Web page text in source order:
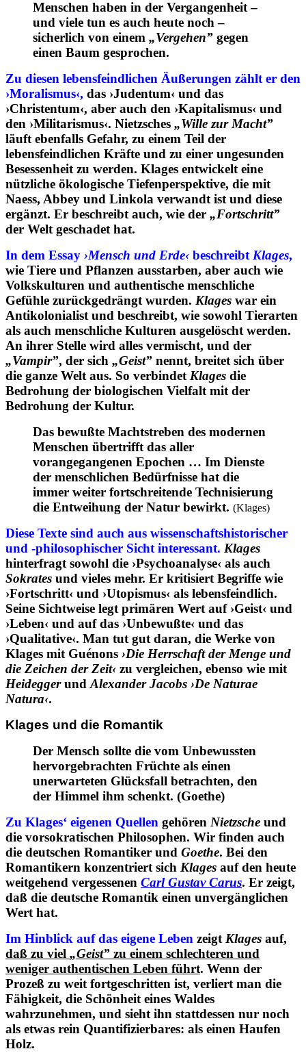
Menschen haben in der Vergangenheit –
und viele tun es auch heute noch –
sicherlich von einem „Vergehen” gegen
einen Baum gesprochen.
Zu diesen lebensfeindlichen Äußerungen zählt er den
›Moralismus‹, das ›Judentum‹ und das
›Christentum‹, aber auch den ›Kapitalismus‹ und
den ›Militarismus‹. Nietzsches „Wille zur Macht”
läuft ebenfalls Gefahr, zu einem Teil der
lebensfeindlichen Kräfte und zu einer ungesunden
Besessenheit zu werden. Klages entwickelt eine
nützliche ökologische Tiefenperspektive, die mit
Naess, Abbey und Linkola verwandt ist und diese
ergänzt. Er beschreibt auch, wie der „Fortschritt”
der Welt geschadet hat.
In dem Essay ›Mensch und Erde‹ beschreibt Klages,
wie Tiere und Pflanzen ausstarben, aber auch wie
Volkskulturen und authentische menschliche
Gefühle zurückgedrängt wurden. Klages war ein
Antikolonialist und beschreibt, wie sowohl Tierarten
als auch menschliche Kulturen ausgelöscht werden.
An ihrer Stelle wird alles vermischt, und der
„Vampir”, der sich „Geist” nennt, breitet sich über
die ganze Welt aus. So verbindet Klages die
Bedrohung der biologischen Vielfalt mit der
Bedrohung der Kultur.
Das bewußte Machtstreben des modernen
Menschen übertrifft das aller
vorangegangenen Epochen … Im Dienste
der menschlichen Bedürfnisse hat die
immer weiter fortschreitende Technisierung
die Entweihung der Natur bewirkt. (Klages)
Diese Texte sind auch aus wissenschaftshistorischer
und -philosophischer Sicht interessant. Klages
hinterfragt sowohl die ›Psychoanalyse‹ als auch
Sokrates und vieles mehr. Er kritisiert Begriffe wie
›Fortschritt‹ und ›Utopismus‹ als lebensfeindlich.
Seine Sichtweise legt primären Wert auf ›Geist‹ und
›Leben‹ und auf das ›Unbewußte‹ und das
›Qualitative‹. Man tut gut daran, die Werke von
Klages mit Guénons ›Die Herrschaft der Menge und
die Zeichen der Zeit‹ zu vergleichen, ebenso wie mit
Heideggerund Alexander Jacobs ›De Naturae
Natura‹.
Klages und die Romantik
Der Mensch sollte die vom Unbewussten
hervorgebrachten Früchte als einen
unerwarteten Glücksfall betrachten, den
der Himmel ihm schenkt. (Goethe)
Zu Klages‘ eigenen Quellen gehören Nietzsche und
die vorsokratischen Philosophen. Wir finden auch
die deutschen Romantiker und Goethe. Bei den
Romantikern konzentriert sich Klages auf den heute
weitgehend vergessenen Carl Gustav Carus. Er zeigt,
daß die deutsche Romantik einen unvergänglichen
Wert hat.
Im Hinblick auf das eigene Leben zeigt Klages auf,
daß zu viel „Geist” zu einem schlechteren und
weniger authentischen Leben führt. Wenn der
Prozeß zu weit fortgeschritten ist, verliert man die
Fähigkeit, die Schönheit eines Waldes
wahrzunehmen, und sieht ihn stattdessen nur noch
als etwas rein Quantifizierbares: als einen Haufen
Holz.